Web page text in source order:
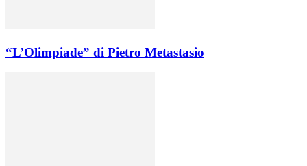
“L’Olimpiade” di Pietro Metastasio